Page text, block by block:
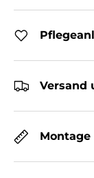
Versand
Montage